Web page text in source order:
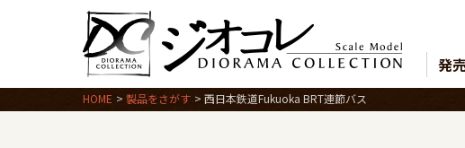
発
HOME 製品をさがす 西日本鉄道Fukuoka BRT連節バス